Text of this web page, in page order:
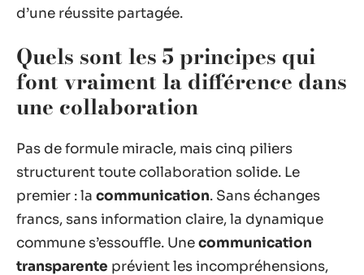
d’une réussite partagée.
Quels sont les 5 principes qui
font vraiment la différence dans
une collaboration
Pas de formule miracle, mais cinq piliers
structurent toute collaboration solide. Le
premier : la communication. Sans échanges
francs, sans information claire, la dynamique
commune s’essouffle. Unecommunication
transparente prévient les incompréhensions,